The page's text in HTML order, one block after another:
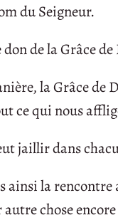
du Seigneur.
de la Grâce
la Grâce
ce qui nous
jaillir dans
ainsi la rencontre
autre chose